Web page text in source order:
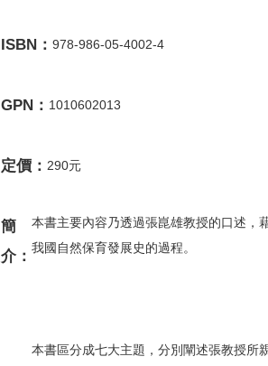
ISBN： 978-986-05-4002-4
GPN： 1010602013
定價： 290元
簡
介：
本書主要內容乃透過張崑雄教授的口述，
我國自然保育發展史的過程。
本書區分成七大主題，分別闡述張教授所